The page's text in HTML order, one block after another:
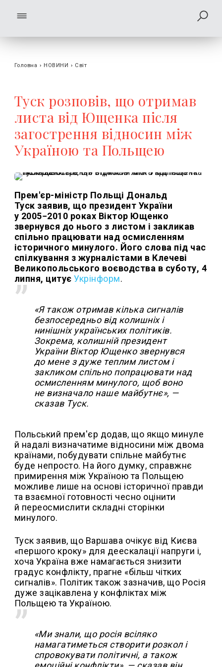
Головна › НОВИНИ › Світ
Туск розповів, що отримав
листа від Ющенка після
загострення відносин між
Україною та Польщею
Прем'єр-міністр Польщі Дональд
Туск заявив, що президент України
у 2005−2010 роках Віктор Ющенко
звернувся до нього з листом і закликав
спільно працювати над осмисленням
історичного минулого. Його слова під час
спілкування з журналістами в Клечеві
Великопольського воєводства в суботу, 4
липня, цитуєУкрінформ.
«Я також отримав кілька сигналів
безпосередньо від колишніх і
нинішніх українських політиків.
Зокрема, колишній президент
України Віктор Ющенко звернувся
до мене з дуже теплим листом і
закликом спільно попрацювати над
осмисленням минулого, щоб воно
не визначало наше майбутнє», —
сказав Туск.
Польський прем'єр додав, що якщо минуле
й надалі визначатиме відносини між двома
країнами, побудувати спільне майбутнє
буде непросто. На його думку, справжнє
примирення між Україною та Польщею
можливе лише на основі історичної правди
та взаємної готовності чесно оцінити
й переосмислити складні сторінки
минулого.
Туск заявив, що Варшава очікує від Києва
«першого кроку» для деескалації напруги і,
хоча Україна вже намагається знизити
градус конфлікту, прагне «більш чітких
сигналів». Політик також зазначив, що Росія
дуже зацікавлена у конфліктах між
Польщею та Україною.
«Ми знали, що росія всіляко
намагатиметься створити розкол і
спровокувати політичні, а також